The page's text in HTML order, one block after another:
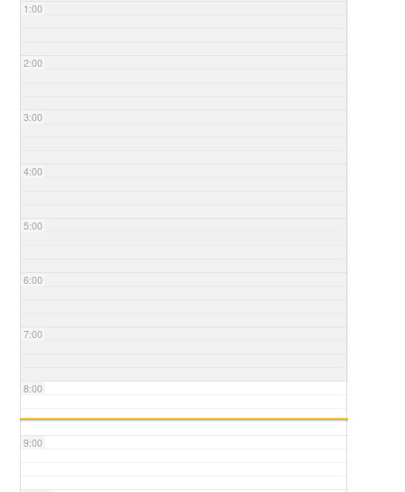
1:00
2:00
3:00
4:00
5:00
6:00
7:00
8:00
9:00